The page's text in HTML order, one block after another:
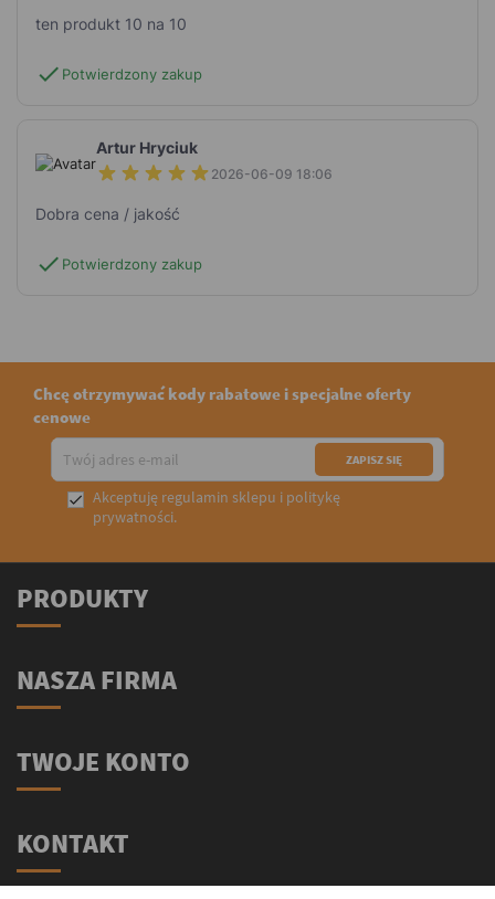
ten produkt 10 na 10
check Potwierdzony zakup
Artur Hryciuk
2026-06-09 18:06
Dobra cena / jakość
check Potwierdzony zakup
Chcę otrzymywać kody rabatowe i specjalne oferty
cenowe
 Akceptuję regulamin sklepu i politykę
prywatności.
PRODUKTY
NASZA FIRMA
TWOJE KONTO
KONTAKT